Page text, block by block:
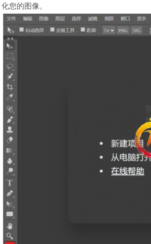
化您的图像。